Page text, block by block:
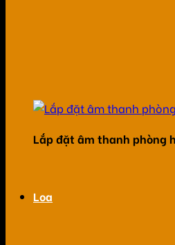
Lắp đặt âm thanh phòng
Loa